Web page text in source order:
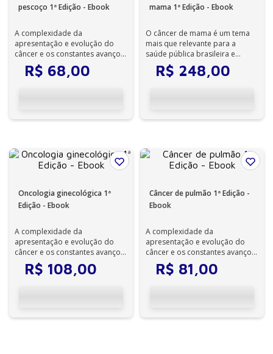
pescoço 1ª Edição - Ebook
A complexidade da
apresentação e evolução do
câncer e os constantes avanços
científicos em Oncologia,
traduzidos em novo...
R$ 68,00
mama 1ª Edição - Ebook
O câncer de mama é um tema
mais que relevante para a
saúde pública brasileira e
mundial e exige o mais
profundo estudo d...
R$ 248,00
Oncologia ginecológica 1ª
Edição - Ebook
A complexidade da
apresentação e evolução do
câncer e os constantes avanços
científicos em Oncologia,
traduzidos em novo...
R$ 108,00
Câncer de pulmão 1ª Edição -
Ebook
A complexidade da
apresentação e evolução do
câncer e os constantes avanços
científicos em Oncologia,
traduzidos em nov...
R$ 81,00